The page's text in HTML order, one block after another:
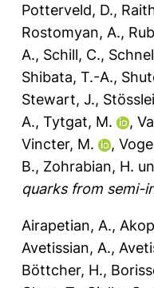
Potterveld, D.,
Rostomyan, A.,
A., Schill, C.,
Shibata, T.-A.,
Stewart, J.,
A., Tytgat, M. ,
Vincter, M.
,
B., Zohrabian, H.
quarks from semi-
Airapetian, A.,
Avetissian, A.,
Böttcher, H.,